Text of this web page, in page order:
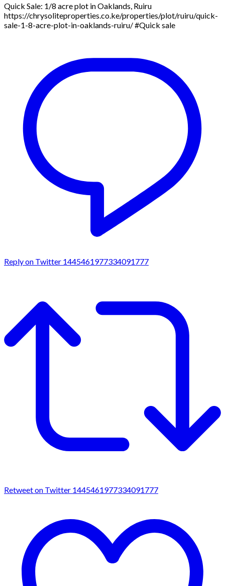
Quick Sale: 1/8 acre plot in Oaklands, Ruiru
https://chrysoliteproperties.co.ke/properties/plot/ruiru/quick-
sale-1-8-acre-plot-in-oaklands-ruiru/ #Quick sale
Reply on Twitter 1445461977334091777
Retweet on Twitter 1445461977334091777